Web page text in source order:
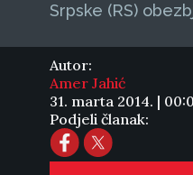
Srpske (RS)
Autor:
Amer Jahić
31. marta 2014. |
Podjeli članak: